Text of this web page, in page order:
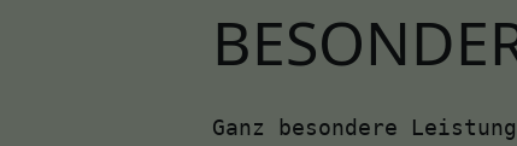
Ganz besondere